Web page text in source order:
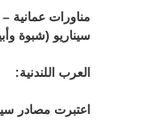
مناورات عمانية
سيناريو (شبوة
العرب اللندنية:
اعتبرت مصادر